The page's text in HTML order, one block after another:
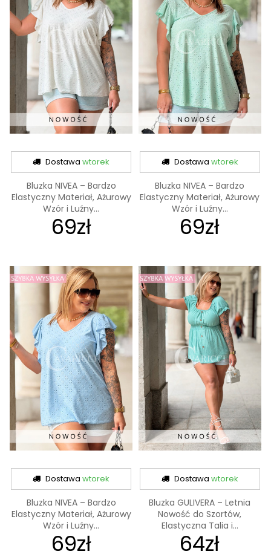
Dostawawtorek
Bluzka NIVEA – Bardzo
Elastyczny Materiał, Ażurowy
Wzór i Luźny...
69zł
Dostawa wtorek
Bluzka NIVEA – Bardzo
Elastyczny Materiał, Ażurowy
Wzór i Luźny...
69zł
Dostawawtorek
Bluzka NIVEA – Bardzo
Elastyczny Materiał, Ażurowy
Wzór i Luźny...
69zł
Dostawa wtorek
Bluzka GULIVERA – Letnia
Nowość do Szortów,
Elastyczna Talia i...
64zł